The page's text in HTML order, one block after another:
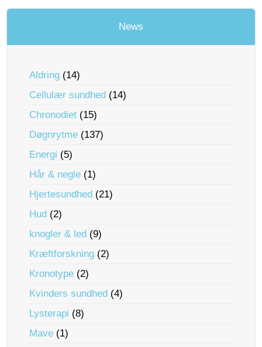
News
Aldring (14)
Cellulær sundhed (14)
Chronodiet (15)
Døgnrytme (137)
Energi (5)
Hår & negle (1)
Hjertesundhed (21)
Hud (2)
knogler & led (9)
Kræftforskning (2)
Kronotype (2)
Kvinders sundhed (4)
Lysterapi (8)
Mave (1)